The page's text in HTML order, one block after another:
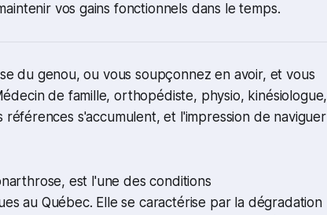
vos gains fonctionnels dans le temps.
du genou, ou vous soupçonnez en avoir, et vous
de famille, orthopédiste, physio, kinésiologue,
références s'accumulent, et l'impression de naviguer
est l'une des conditions
au Québec. Elle se caractérise par la dégradation